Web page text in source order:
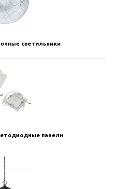
светильники
панели